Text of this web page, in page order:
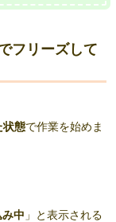
フリーズして
状態で作業を始めま
中 」と表示される